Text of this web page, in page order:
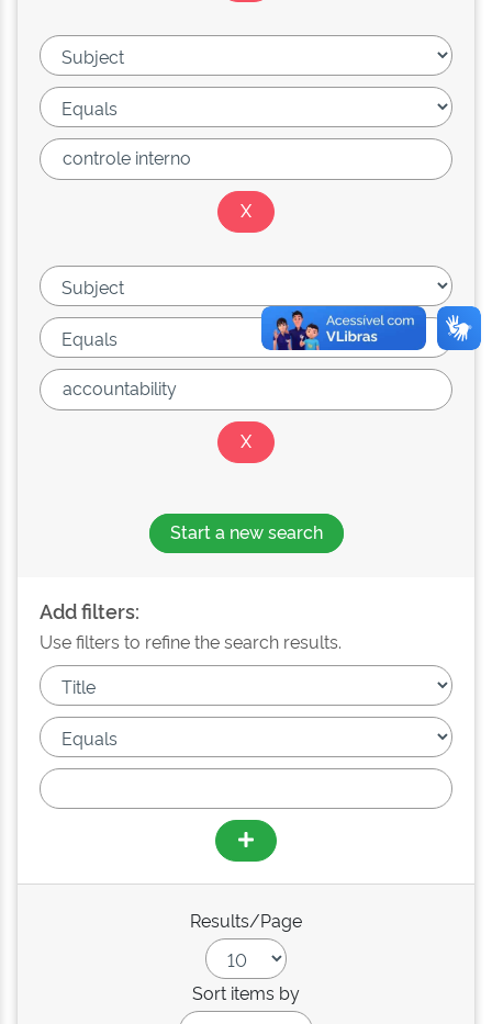
Start a new search
Add filters:
Use filters to refine the search results.
Results/Page
Sort items by